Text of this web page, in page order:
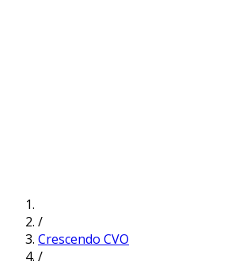
/
Crescendo CVO
/